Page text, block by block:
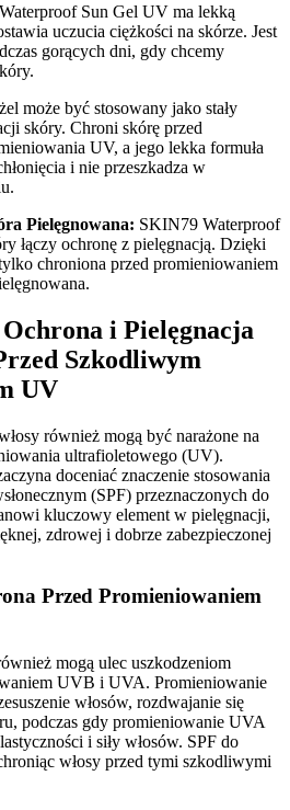
Sun Gel UV ma lekką
uczucia ciężkości na skórze. Jest
gorących dni, gdy chcemy
może być stosowany jako stały
skóry. Chroni skórę przed
UV, a jego lekka formuła
i nie przeszkadza w
Pielęgnowana: SKIN79 Waterproof
łączy ochronę z pielęgnacją. Dzięki
chroniona przed promieniowaniem
Ochrona i Pielęgnacja
Szkodliwym
UV
również mogą być narażone na
ultrafioletowego (UV).
doceniać znaczenie stosowania
(SPF) przeznaczonych do
kluczowy element w pielęgnacji,
zdrowej i dobrze zabezpieczonej
Przed Promieniowaniem
mogą ulec uszkodzeniom
UVB i UVA. Promieniowanie
włosów, rozdwajanie się
podczas gdy promieniowanie UVA
i siły włosów. SPF do
włosy przed tymi szkodliwymi